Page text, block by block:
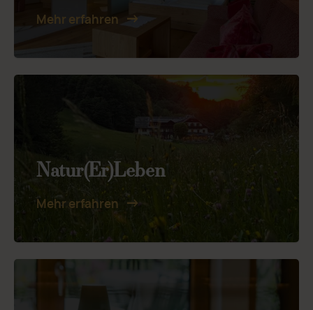
Mehr erfahren
Natur(Er)Leben
Mehr erfahren